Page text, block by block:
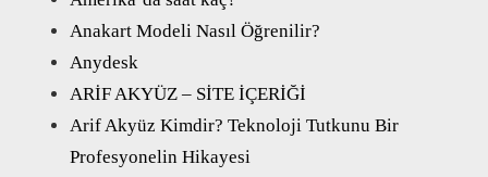
Anakart Modeli Nasıl Öğrenilir?
Anydesk
ARİF AKYÜZ – SİTE İÇERİĞİ
Arif Akyüz Kimdir? Teknoloji Tutkunu Bir
Profesyonelin Hikayesi